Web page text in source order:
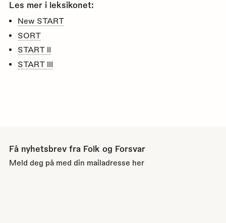
Les mer i leksikonet:
New START
SORT
START II
START III
Få nyhetsbrev fra Folk og Forsvar
Meld deg på med din mailadresse her